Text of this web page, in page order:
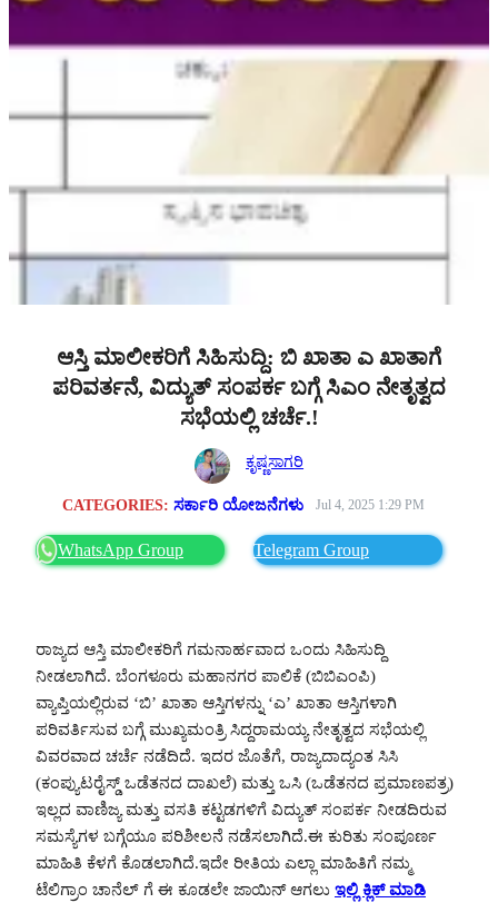
ಆಸ್ತಿ ಮಾಲೀಕರಿಗೆ ಸಿಹಿಸುದ್ದಿ: ಬಿ ಖಾತಾ ಎ ಖಾತಾಗೆ
ಪರಿವರ್ತನೆ, ವಿದ್ಯುತ್ ಸಂಪರ್ಕ ಬಗ್ಗೆ ಸಿಎಂ ನೇತೃತ್ವದ
ಸಭೆಯಲ್ಲಿ ಚರ್ಚೆ.!
ಕೃಷ್ಣಸಾಗರಿ
CATEGORIES: ಸರ್ಕಾರಿ ಯೋಜನೆಗಳು Jul 4, 2025 1:29 PM
WhatsApp Group Telegram Group
ರಾಜ್ಯದ ಆಸ್ತಿ ಮಾಲೀಕರಿಗೆ ಗಮನಾರ್ಹವಾದ ಒಂದು ಸಿಹಿಸುದ್ದಿ
ನೀಡಲಾಗಿದೆ. ಬೆಂಗಳೂರು ಮಹಾನಗರ ಪಾಲಿಕೆ (ಬಿಬಿಎಂಪಿ)
ವ್ಯಾಪ್ತಿಯಲ್ಲಿರುವ ‘ಬಿ’ ಖಾತಾ ಆಸ್ತಿಗಳನ್ನು ‘ಎ’ ಖಾತಾ ಆಸ್ತಿಗಳಾಗಿ
ಪರಿವರ್ತಿಸುವ ಬಗ್ಗೆ ಮುಖ್ಯಮಂತ್ರಿ ಸಿದ್ದರಾಮಯ್ಯ ನೇತೃತ್ವದ ಸಭೆಯಲ್ಲಿ
ವಿವರವಾದ ಚರ್ಚೆ ನಡೆದಿದೆ. ಇದರ ಜೊತೆಗೆ, ರಾಜ್ಯದಾದ್ಯಂತ ಸಿಸಿ
(ಕಂಪ್ಯುಟರೈಸ್ಡ್ ಒಡೆತನದ ದಾಖಲೆ) ಮತ್ತು ಒಸಿ (ಒಡೆತನದ ಪ್ರಮಾಣಪತ್ರ)
ಇಲ್ಲದ ವಾಣಿಜ್ಯ ಮತ್ತು ವಸತಿ ಕಟ್ಟಡಗಳಿಗೆ ವಿದ್ಯುತ್ ಸಂಪರ್ಕ ನೀಡದಿರುವ
ಸಮಸ್ಯೆಗಳ ಬಗ್ಗೆಯೂ ಪರಿಶೀಲನೆ ನಡೆಸಲಾಗಿದೆ.ಈ ಕುರಿತು ಸಂಪೂರ್ಣ
ಮಾಹಿತಿ ಕೆಳಗೆ ಕೊಡಲಾಗಿದೆ.ಇದೇ ರೀತಿಯ ಎಲ್ಲಾ ಮಾಹಿತಿಗೆ ನಮ್ಮ
ಟೆಲಿಗ್ರಾಂ ಚಾನೆಲ್ ಗೆ ಈ ಕೂಡಲೇ ಜಾಯಿನ್ ಆಗಲು ಇಲ್ಲಿ ಕ್ಲಿಕ್ ಮಾಡಿ